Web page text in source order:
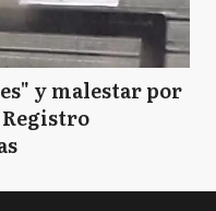
y malestar por